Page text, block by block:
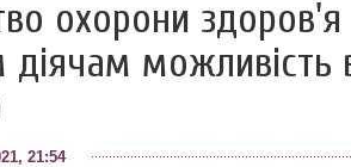
охорони
діячам можливість
21:54